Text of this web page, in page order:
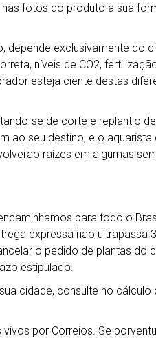
fotos do produto a sua
depende exclusivamente do
níveis de CO2,
esteja ciente destas
se de corte e replantio
ao seu destino, e o aquarista
raízes em algumas
para todo o
expressa não ultrapassa
o pedido de plantas do
estipulado.
cidade, consulte no cálculo
por Correios. Se